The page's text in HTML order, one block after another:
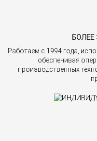
БОЛЕЕ
Работаем с 1994 года,
обеспечивая
производственных